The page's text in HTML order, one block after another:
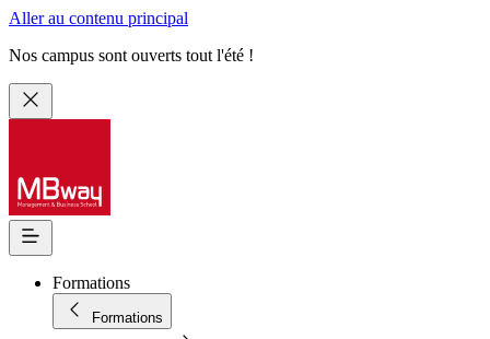
Aller au contenu principal
Nos campus sont ouverts tout l'été !
Formations
Formations